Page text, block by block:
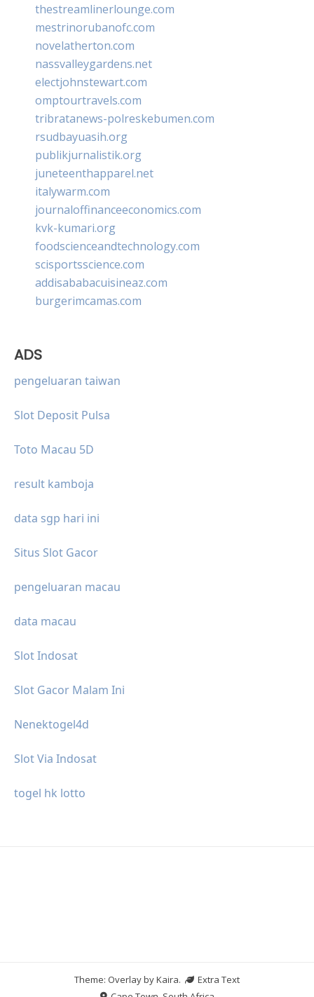
thestreamlinerlounge.com
mestrinorubanofc.com
novelatherton.com
nassvalleygardens.net
electjohnstewart.com
omptourtravels.com
tribratanews-polreskebumen.com
rsudbayuasih.org
publikjurnalistik.org
juneteenthapparel.net
italywarm.com
journaloffinanceeconomics.com
kvk-kumari.org
foodscienceandtechnology.com
scisportsscience.com
addisababacuisineaz.com
burgerimcamas.com
ADS
pengeluaran taiwan
Slot Deposit Pulsa
Toto Macau 5D
result kamboja
data sgp hari ini
Situs Slot Gacor
pengeluaran macau
data macau
Slot Indosat
Slot Gacor Malam Ini
Nenektogel4d
Slot Via Indosat
togel hk lotto
Theme: Overlay byKaira.
Extra Text